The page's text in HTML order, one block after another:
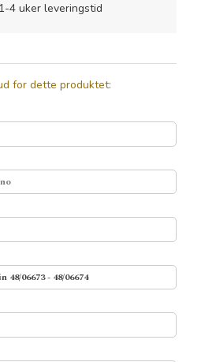
4 uker leveringstid
for dette produktet: